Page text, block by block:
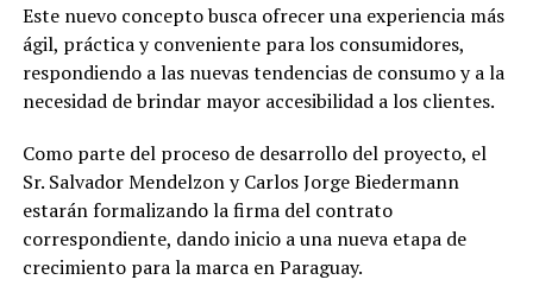
Este nuevo concepto busca ofrecer una experiencia más
ágil, práctica y conveniente para los consumidores,
respondiendo a las nuevas tendencias de consumo y a la
necesidad de brindar mayor accesibilidad a los clientes.
Como parte del proceso de desarrollo del proyecto, el
Sr. Salvador Mendelzon y Carlos Jorge Biedermann
estarán formalizando la firma del contrato
correspondiente, dando inicio a una nueva etapa de
crecimiento para la marca en Paraguay.